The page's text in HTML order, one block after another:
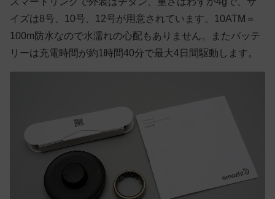
イズは8号、10号、12号が用意されています。10ATM＝
100m防水なので水濡れの心配もありません。またバッテ
リーは充電時間が約1時間40分で最大4日間駆動します。